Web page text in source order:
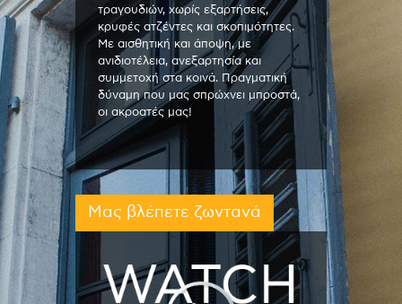
τραγουδιών, χωρίς εξαρτήσεις,
κρυφές ατζέντες και σκοπιμότητες.
Με αισθητική και άποψη, με
ανιδιοτέλεια, ανεξαρτησία και
συμμετοχή στα κοινά. Πραγματική
δύναμη που μας σπρώχνει μπροστά,
οι ακροατές μας!
Μας βλέπετε ζωντανά